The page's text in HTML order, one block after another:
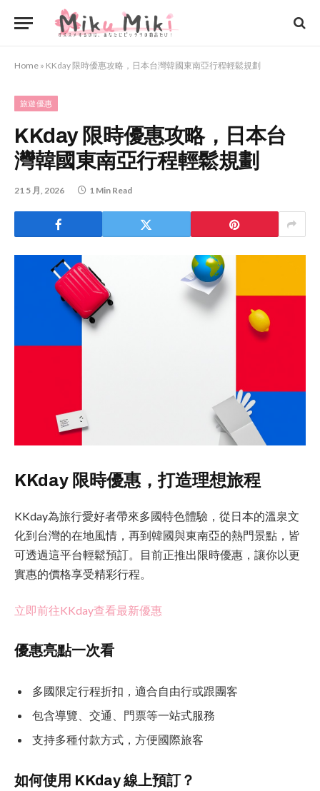
Home » KKday 限時優惠攻略，日本台灣韓國東南亞行程輕鬆規劃
旅遊優惠
KKday 限時優惠攻略，日本台
灣韓國東南亞行程輕鬆規劃
21 5 月, 2026 1 Min Read
KKday 限時優惠，打造理想旅程
KKday為旅行愛好者帶來多國特色體驗，從日本的溫泉文
化到台灣的在地風情，再到韓國與東南亞的熱門景點，皆
可透過這平台輕鬆預訂。目前正推出限時優惠，讓你以更
實惠的價格享受精彩行程。
立即前往KKday查看最新優惠
優惠亮點一次看
多國限定行程折扣，適合自由行或跟團客
包含導覽、交通、門票等一站式服務
支持多種付款方式，方便國際旅客
如何使用 KKday 線上預訂？